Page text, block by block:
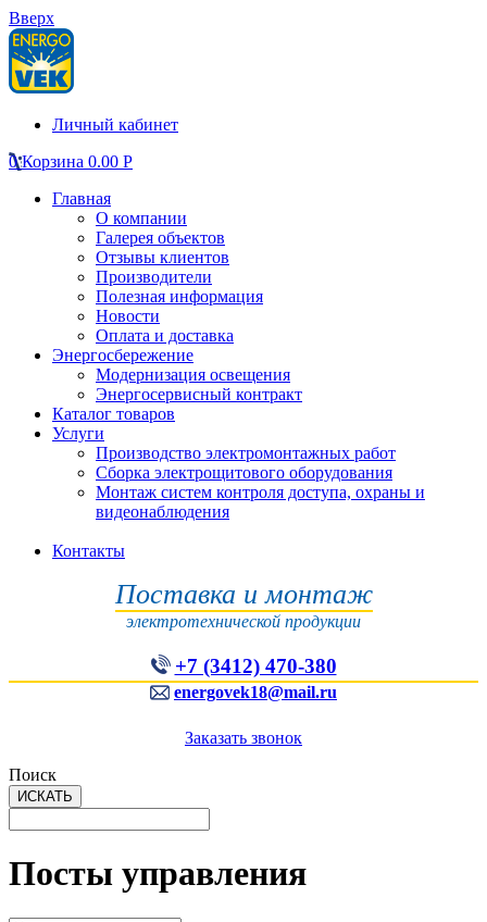
Вверх
Личный кабинет
0 Корзина 0.00 Р
Главная
О компании
Галерея объектов
Отзывы клиентов
Производители
Полезная информация
Новости
Оплата и доставка
Энергосбережение
Модернизация освещения
Энергосервисный контракт
Каталог товаров
Услуги
Производство электромонтажных работ
Сборка электрощитового оборудования
Монтаж систем контроля доступа, охраны и
видеонаблюдения
Контакты
Поставка и монтаж
электротехнической продукции
+7 (3412) 470-380
energovek18@mail.ru
Заказать звонок
Поиск
Посты управления